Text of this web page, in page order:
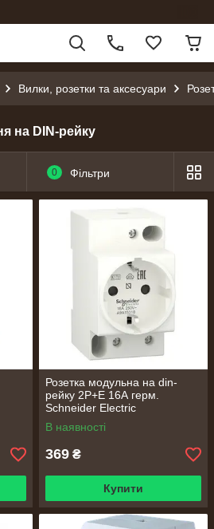
Вилки, розетки та аксесуари
на DIN-рейку
0 Фільтри
Розетка модульна на din-
рейку 2Р+Е 16А герм.
Schneider Electric
В наявності
369 ₴
Купити